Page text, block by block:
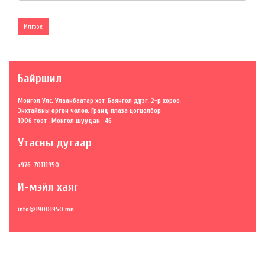
Илгээх
Байршил
Монгол Улс, Улаанбаатар хот, Баянгол дүүрэг, 2-р хороо,
Энхтайвны өргөн чөлөө, Гранд плаза цогцолбор
1006 тоот , Монгол шуудан -46
Утасны дугаар
+976-70111950
И-мэйл хаяг
info@19001950.mn